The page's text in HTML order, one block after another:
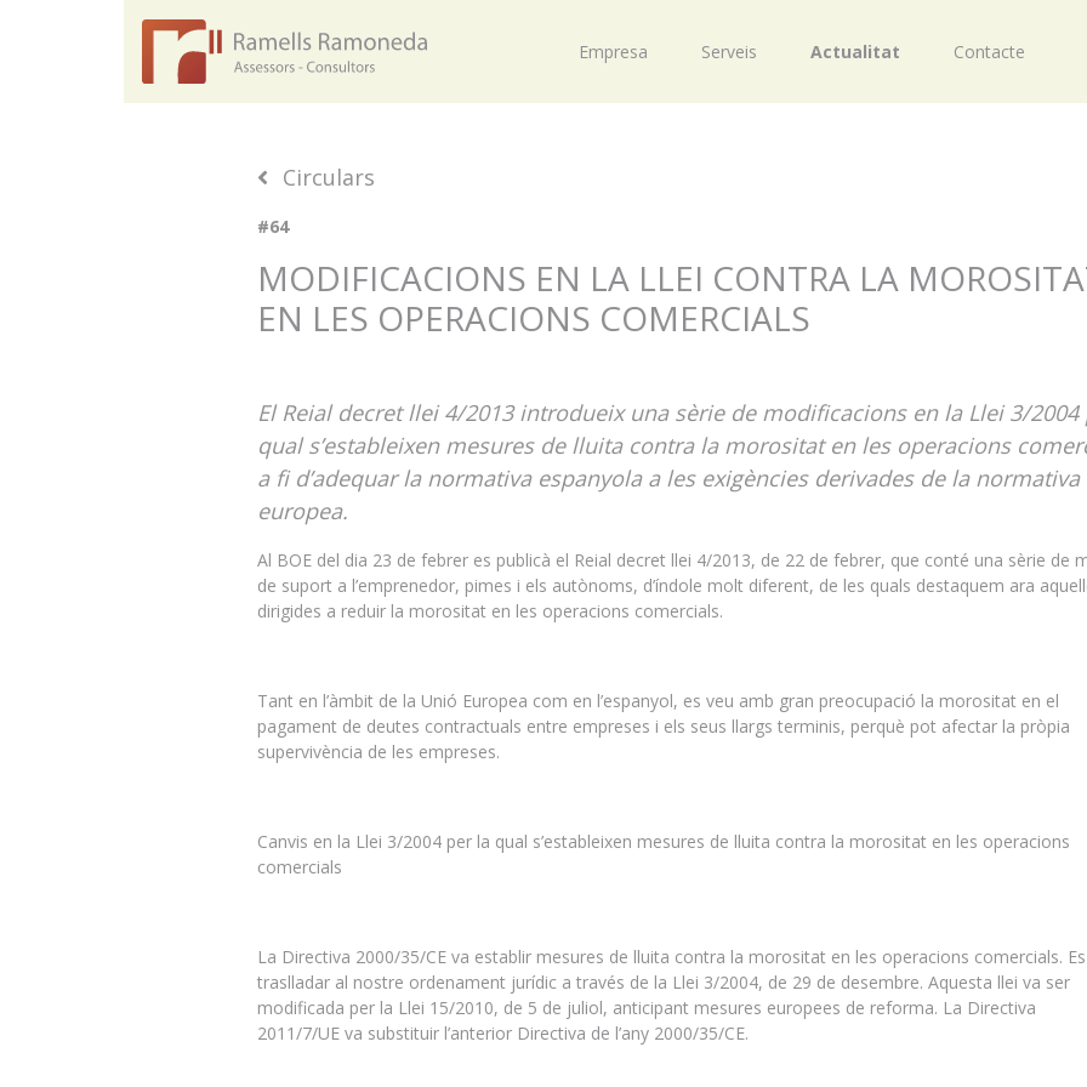
Empresa Serveis Actualitat Contacte
Circulars
#64
MODIFICACIONS EN LA LLEI CONTRA LA
EN LES OPERACIONS COMERCIALS
El Reial decret llei 4/2013 introdueix una sèrie de modificacions en la Llei 3/2004
qual s’estableixen mesures de lluita contra la morositat en les operacions
a fi d’adequar la normativa espanyola a les exigències derivades de la normativa
europea.
Al BOE del dia 23 de febrer es publicà el Reial decret llei 4/2013, de 22 de febrer, que conté una sèrie de
de suport a l’emprenedor, pimes i els autònoms, d’índole molt diferent, de les quals destaquem ara
dirigides a reduir la morositat en les operacions comercials.
Tant en l’àmbit de la Unió Europea com en l’espanyol, es veu amb gran preocupació la morositat en el
pagament de deutes contractuals entre empreses i els seus llargs terminis, perquè pot afectar la pròpia
supervivència de les empreses.
Canvis en la Llei 3/2004 per la qual s’estableixen mesures de lluita contra la morositat en les operacions
comercials
La Directiva 2000/35/CE va establir mesures de lluita contra la morositat en les operacions comercials.
traslladar al nostre ordenament jurídic a través de la Llei 3/2004, de 29 de desembre. Aquesta llei va ser
modificada per la Llei 15/2010, de 5 de juliol, anticipant mesures europees de reforma. La Directiva
2011/7/UE va substituir l’anterior Directiva de l’any 2000/35/CE.